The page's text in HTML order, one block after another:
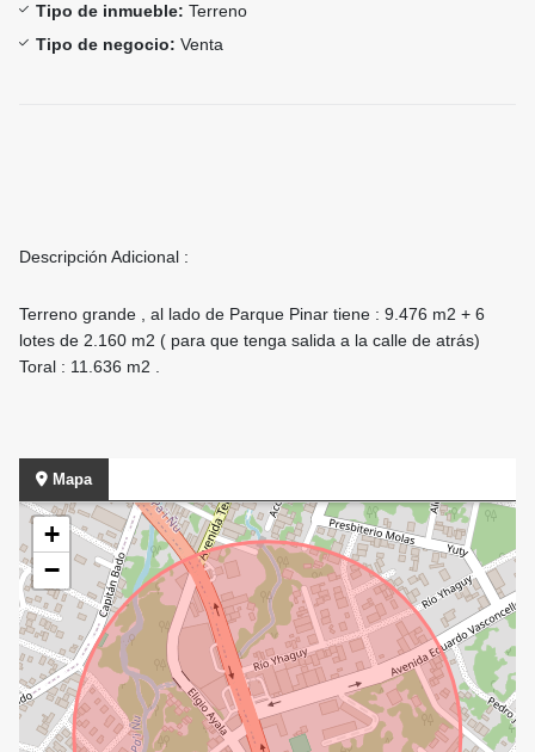
Tipo de inmueble: Terreno
Tipo de negocio: Venta
Descripción Adicional :
Terreno grande , al lado de Parque Pinar tiene : 9.476 m2 + 6
lotes de 2.160 m2 ( para que tenga salida a la calle de atrás)
Toral : 11.636 m2 .
Mapa
+
−